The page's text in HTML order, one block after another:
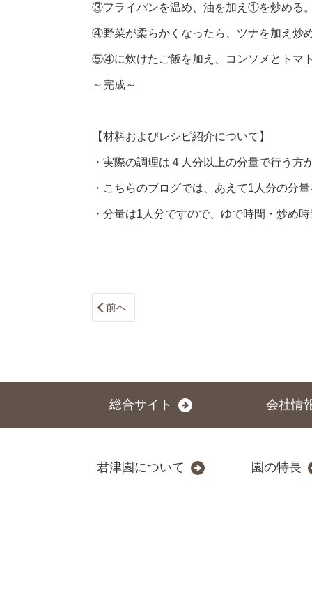
③フライパンを温め、油を加え①を炒める
④野菜が柔らかくなったら、ツナを加え炒
⑤④に炊けたご飯を加え、コンソメとトマ
～完成～
【材料およびレシピ紹介について】
・実際の調理は４人分以上の分量で行う方
・こちらのブログでは、あえて1人分の分
・分量は1人分ですので、ゆで時間・炒め
前へ
総合サイト 会社情
君津園について 園の特長